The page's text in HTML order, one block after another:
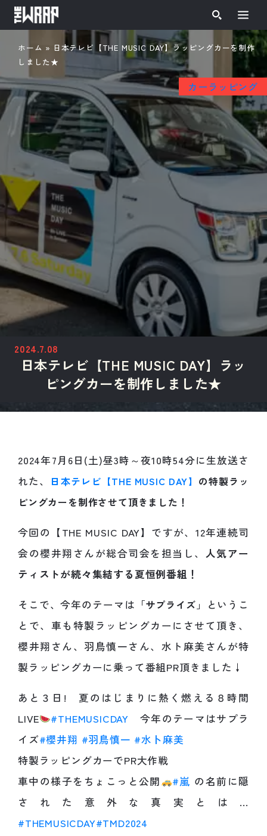
ホーム » 日本テレビ【THE MUSIC DAY】ラッピングカーを制作
しました★
カーラッピング
2024.7.08
日本テレビ【THE MUSIC DAY】ラッ
ピングカーを制作しました★
2024年7月6日(土)昼3時～夜10時54分に生放送さ
れた、
日本テレビ【THE MUSIC DAY】 の特製ラッ
ピングカーを制作させて頂きました！
今回の【THE MUSIC DAY】ですが、12年連続司
会の櫻井翔さんが総合司会を担当し、 人気アー
ティストが続々集結する夏恒例番組！
そこで、今年のテーマは「サプライズ 」というこ
とで、車も特製ラッピングカーにさせて頂き、
櫻井翔さん、羽鳥慎一さん、水ト麻美さんが特
製ラッピングカーに乗って番組PR頂きました↓
あと３日! 夏のはじまりに熱く燃える８時間
LIVE
#THEMUSICDAY 今年のテーマはサプラ
イズ#櫻井翔 #羽鳥慎一 #水卜麻美
特製ラッピングカーでPR大作戦
車中の様子をちょこっと公開
#嵐 の名前に隠
された意外な真実とは…
#THEMUSICDAY#TMD2024